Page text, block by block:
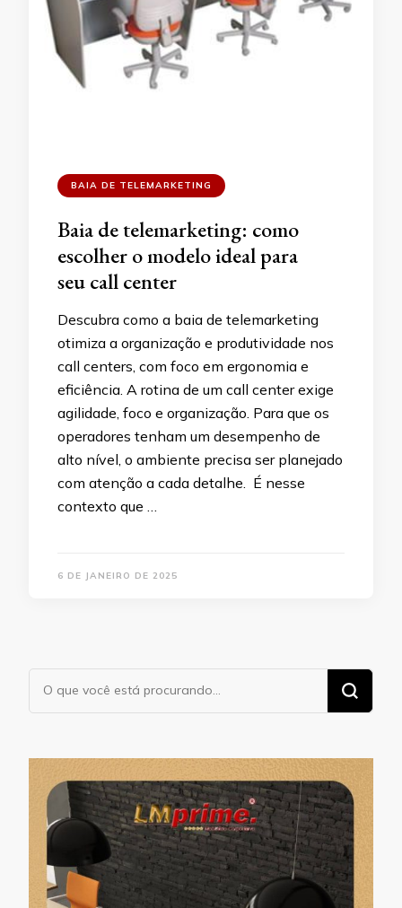
BAIA DE TELEMARKETING
Baia de telemarketing: como
escolher o modelo ideal para
seu call center
Descubra como a baia de telemarketing
otimiza a organização e produtividade nos
call centers, com foco em ergonomia e
eficiência. A rotina de um call center exige
agilidade, foco e organização. Para que os
operadores tenham um desempenho de
alto nível, o ambiente precisa ser planejado
com atenção a cada detalhe. É nesse
contexto que …
6 DE JANEIRO DE 2025
Procurando
algo?